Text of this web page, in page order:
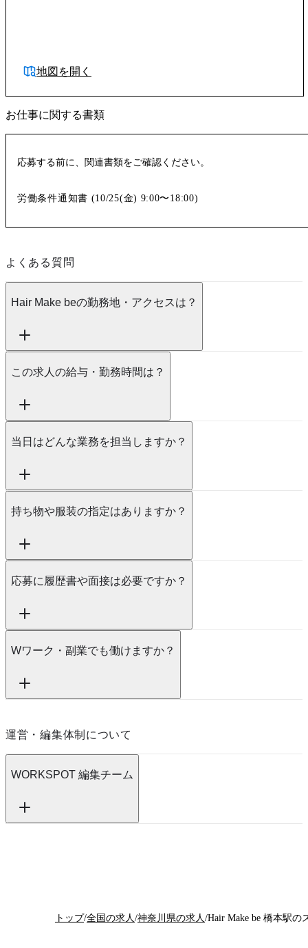
地図を開く
お仕事に関する書類
応募する前に、関連書類をご確認ください。
労働条件通知書 (10/25(金) 9:00〜18:00)
よくある質問
Hair Make beの勤務地・アクセスは？
この求人の給与・勤務時間は？
当日はどんな業務を担当しますか？
持ち物や服装の指定はありますか？
応募に履歴書や面接は必要ですか？
Wワーク・副業でも働けますか？
運営・編集体制について
WORKSPOT 編集チーム
トップ/全国の求人 /神奈川県の求人 /